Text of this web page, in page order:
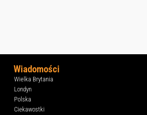
Wiadomości
Wielka Brytania
Londyn
Polska
Ciekawostki